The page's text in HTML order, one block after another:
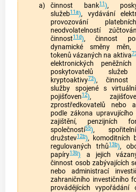
a)
činnost bank11),
služeb11a), vydávání
provozování
neodvolatelností
činnost11d), činnost
dynamické směny měn,
tokenů vázaných na aktiva
elektronických
poskytovatelů
kryptoaktivy73), činnost
služby spojené s
pojišťoven12),
zprostředkovatelů nebo
podle zákona
zajištění, penzijních
společností55),
družstev12b), komoditních
regulovaných trhů13b),
papíry13b) a jejich
činnost osob zabývajících
nebo administrací
zahraničního investičního
provádějících vypořádání